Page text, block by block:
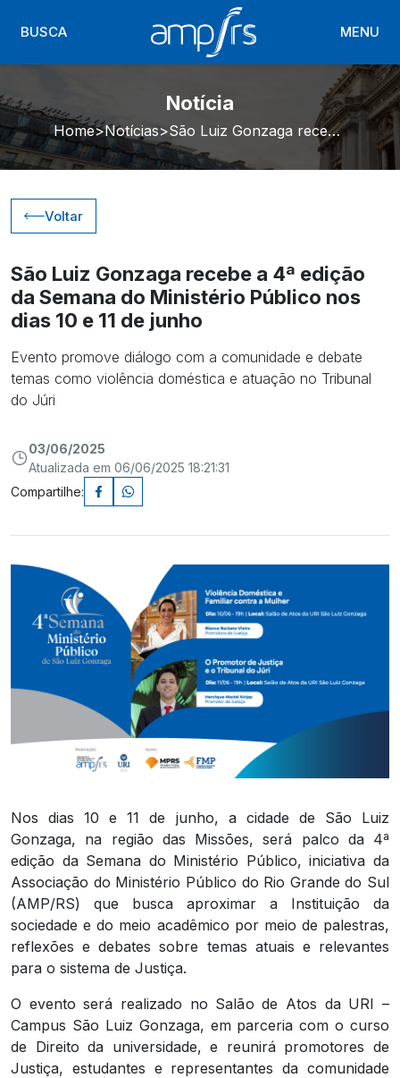
BUSCA MENU
Notícia
Home Notícias São Luiz Gonzaga recebe a 4ª edição da Semana do Ministério Público nos dias 10 e 11 de junho
Voltar
São Luiz Gonzaga recebe a 4ª edição
da Semana do Ministério Público nos
dias 10 e 11 de junho
Evento promove diálogo com a comunidade e debate
temas como violência doméstica e atuação no Tribunal
do Júri
03/06/2025
Atualizada em 06/06/2025 18:21:31
Compartilhe:
Nos dias 10 e 11 de junho, a cidade de São Luiz
Gonzaga, na região das Missões, será palco da 4ª
edição da Semana do Ministério Público, iniciativa da
Associação do Ministério Público do Rio Grande do Sul
(AMP/RS) que busca aproximar a Instituição da
sociedade e do meio acadêmico por meio de palestras,
reflexões e debates sobre temas atuais e relevantes
para o sistema de Justiça.
O evento será realizado no Salão de Atos da URI –
Campus São Luiz Gonzaga, em parceria com o curso
de Direito da universidade, e reunirá promotores de
Justiça, estudantes e representantes da comunidade